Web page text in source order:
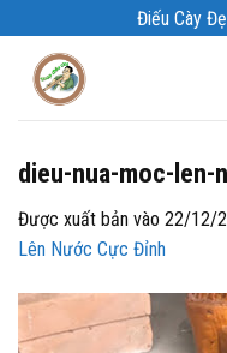
qua
Điếu Cày
dieu-nua-moc-len-
Được xuất bản vào 22/12/
Lên Nước Cực Đỉnh